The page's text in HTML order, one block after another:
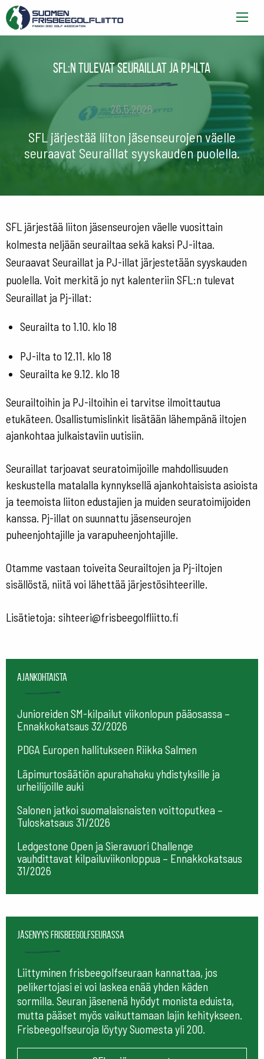
SFL:n tulevat Seuraillat ja Pj-ilta
26.5.2026
SFL järjestää liiton jäsenseurojen väelle
seuraavat Seuraillat syyskauden puolella.
SFL järjestää liiton jäsenseurojen väelle vuosittain
kolmesta neljään seurailtaa sekä kaksi PJ-iltaa.
Seuraavat Seuraillat ja PJ-illat järjestetään syyskauden
puolella. Voit merkitä jo nyt kalenteriin SFL:n tulevat
Seuraillat ja Pj-illat:
Seurailta to 1.10. klo 18
PJ-ilta to 12.11. klo 18
Seurailta ke 9.12. klo 18
Seurailtoihin ja PJ-iltoihin ei tarvitse ilmoittautua
etukäteen. Osallistumislinkit lisätään lähempänä iltojen
ajankohtaa julkaistaviin uutisiin.
Seuraillat tarjoavat seuratoimijoille mahdollisuuden
keskustella matalalla kynnyksellä ajankohtaisista asioista
ja teemoista liiton edustajien ja muiden seuratoimijoiden
kanssa. Pj-illat on suunnattu jäsenseurojen
puheenjohtajille ja varapuheenjohtajille.
Otamme vastaan toiveita Seurailtojen ja Pj-iltojen
sisällöstä, niitä voi lähettää järjestösihteerille.
Lisätietoja: sihteeri@frisbeegolfliitto.fi
Ajankohtaista
Junioreiden SM-kilpailut viikonlopun pääosassa –
Ennakkokatsaus 32/2026
PDGA Europen hallitukseen Riikka Salmen
Läpimurtosäätiön apurahahaku yhdistyksille ja
urheilijoille auki
Salonen jatkoi suomalaisnaisten voittoputkea –
Tuloskatsaus 31/2026
Ledgestone Open ja Sieravuori Challenge
vauhdittavat kilpailuviikonloppua – Ennakkokatsaus
31/2026
Jäsenyys frisbeegolfseurassa
Liittyminen frisbeegolfseuraan kannattaa, jos
pelikertojasi ei voi laskea enää yhden käden
sormilla. Seuran jäsenenä hyödyt monista eduista,
mutta pääset myös vaikuttamaan lajin kehitykseen.
Frisbeegolfseuroja löytyy Suomesta yli 200.